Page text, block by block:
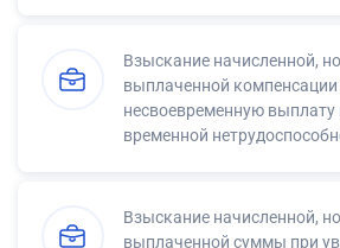
Взыскание начисленной,
выплаченной компенсации
несвоевременную выплату
временной
Взыскание начисленной,
выплаченной суммы при